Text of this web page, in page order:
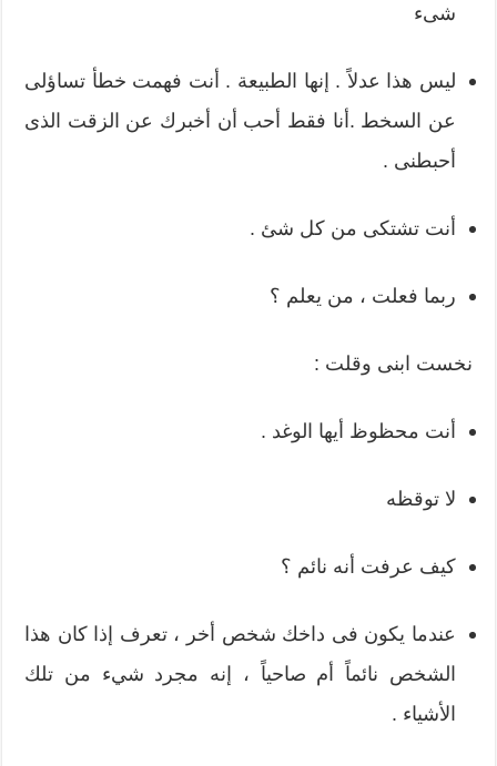
شىء
ليس هذا عدلاً . إنها الطبيعة . أنت فهمت خطأ تساؤلى
عن السخط .أنا فقط أحب أن أخبرك عن الزقت الذى
أحبطنى .
أنت تشتكى من كل شئ .
ربما فعلت ، من يعلم ؟
نخست ابنى وقلت :
أنت محظوظ أيها الوغد .
لا توقظه
كيف عرفت أنه نائم ؟
عندما يكون فى داخك شخص أخر ، تعرف إذا كان هذا
الشخص نائماً أم صاحياً ، إنه مجرد شيء من تلك
الأشياء .